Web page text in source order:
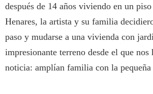
después de 14 años viviendo en un
Henares, la artista y su familia
paso y mudarse a una vivienda con
impresionante terreno desde el que
noticia: amplían familia con la